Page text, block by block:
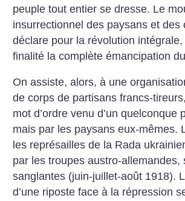
peuple tout entier se dresse. Le
insurrectionnel des paysans et des
déclare pour la révolution
finalité la complète émancipation
On assiste, alors, à une
de corps de partisans francs-
mot d’ordre venu d’un quelconque
mais par les paysans eux-mêmes.
les représailles de la Rada
par les troupes austro-allemandes,
sanglantes (juin-juillet-août 1918).
d’une riposte face à la répression